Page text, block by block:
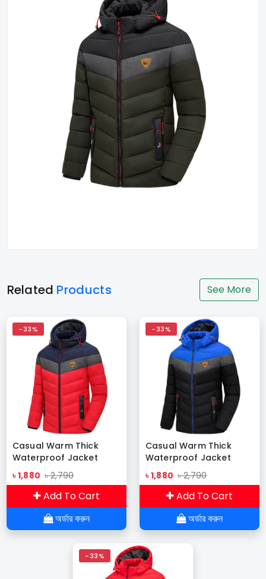
Related Products See More
-33%
Casual Warm Thick
Waterproof Jacket
Army-01
৳ 1,880 ৳ 2,790
Add To Cart
অর্ডার করুন
-33%
Casual Warm Thick
Waterproof Jacket
Army-03
৳ 1,880 ৳ 2,790
Add To Cart
অর্ডার করুন
-33%